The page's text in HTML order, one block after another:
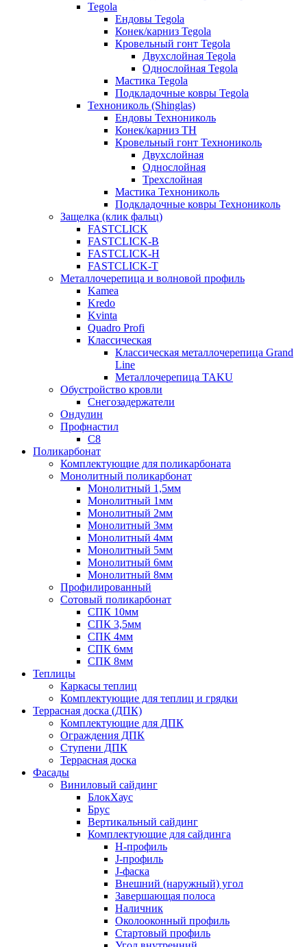
Tegola
Ендовы Tegola
Конек/карниз Tegola
Кровельный гонт Tegola
Двухслойная Tegola
Однослойная Tegola
Мастика Tegola
Подкладочные ковры Tegola
Технониколь (Shinglas)
Ендовы Технониколь
Конек/карниз ТН
Кровельный гонт Технониколь
Двухслойная
Однослойная
Трехслойная
Мастика Технониколь
Подкладочные ковры Технониколь
Защелка (клик фальц)
FASTCLICK
FASTCLICK-B
FASTCLICK-H
FASTCLICK-T
Металлочерепица и волновой профиль
Kamea
Kredo
Kvinta
Quadro Profi
Классическая
Классическая металлочерепица Grand
Line
Металлочерепица TAKU
Обустройство кровли
Снегозадержатели
Ондулин
Профнастил
С8
Поликарбонат
Комплектующие для поликарбоната
Монолитный поликарбонат
Монолитный 1,5мм
Монолитный 1мм
Монолитный 2мм
Монолитный 3мм
Монолитный 4мм
Монолитный 5мм
Монолитный 6мм
Монолитный 8мм
Профилированный
Сотовый поликарбонат
СПК 10мм
СПК 3,5мм
СПК 4мм
СПК 6мм
СПК 8мм
Теплицы
Каркасы теплиц
Комплектующие для теплиц и грядки
Террасная доска (ДПК)
Комплектующие для ДПК
Ограждения ДПК
Ступени ДПК
Террасная доска
Фасады
Виниловый сайдинг
БлокХаус
Брус
Вертикальный сайдинг
Комплектующие для сайдинга
H-профиль
J-профиль
J-фаска
Внешний (наружный) угол
Завершающая полоса
Наличник
Околооконный профиль
Стартовый профиль